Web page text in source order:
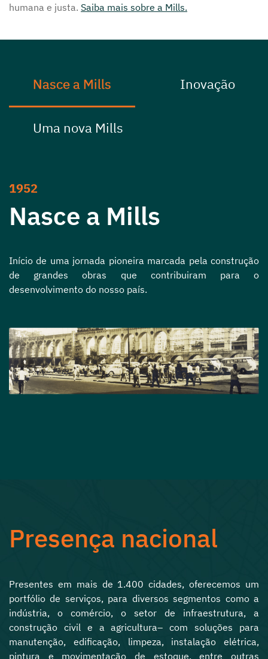
humana e justa. Saiba mais sobre a Mills.
Nasce a Mills Inovação
Uma nova Mills
1952
Nasce a Mills
Início de uma jornada pioneira marcada pela construção
de grandes obras que contribuiram para o
desenvolvimento do nosso país.
Presença nacional
Presentes em mais de 1.400 cidades, oferecemos um
portfólio de serviços, para diversos segmentos como a
indústria, o comércio, o setor de infraestrutura, a
construção civil e a agricultura– com soluções para
manutenção, edificação, limpeza, instalação elétrica,
pintura e movimentação de estoque, entre outras